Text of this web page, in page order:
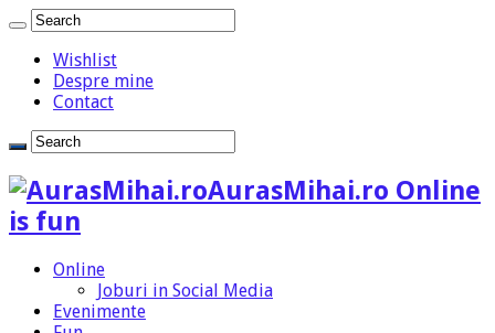
Wishlist
Despre mine
Contact
AurasMihai.ro Online
is fun
Online
Joburi in Social Media
Evenimente